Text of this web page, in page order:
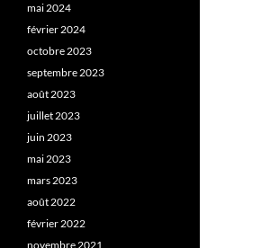
mai 2024
février 2024
octobre 2023
septembre 2023
août 2023
juillet 2023
juin 2023
mai 2023
mars 2023
août 2022
février 2022
novembre 2021